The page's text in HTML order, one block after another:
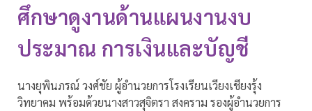
ศึกษาดูงานด้านแผนงานงบ
ประมาณ การเงินและบัญชี
นางยุพินภรณ์ วงศ์ชัย ผู้อำนวยการโรงเรียนเวียงเชียงรุ้ง
วิทยาคม พร้อมด้วยนางสาวสุจิตรา สงคราม รองผู้อำนวยการ